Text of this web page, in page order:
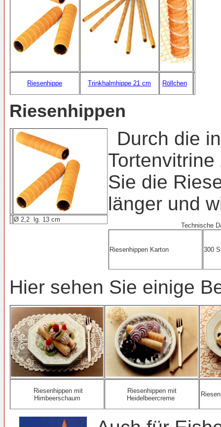
Riesenhippe Trinkhalmhippe 21 cm Röllchen
Riesenhippen
Ø 2,2 lg. 13 cm
Durch die
Sie die
länger und
Technische
Riesenhippen Karton 300
Hier sehen Sie einige
Riesenhippen mit
Himbeerschaum
Riesenhippen mit
Heidelbeercreme